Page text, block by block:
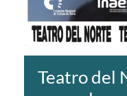
Teatro del